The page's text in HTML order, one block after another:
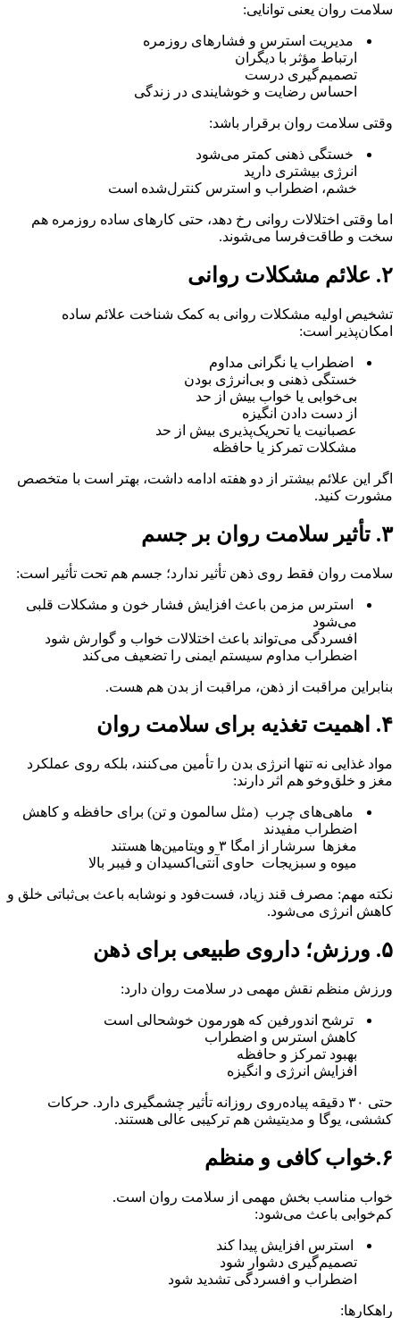
سلامت روان یعنی توانایی:
مدیریت استرس و فشارهای روزمره
ارتباط مؤثر با دیگران
تصمیم‌گیری درست
احساس رضایت و خوشایندی در زندگی
وقتی سلامت روان برقرار باشد:
خستگی ذهنی کمتر می‌شود
انرژی بیشتری دارید
خشم، اضطراب و استرس کنترل‌شده است
اما وقتی اختلالات روانی رخ دهد، حتی کارهای ساده روزمره هم
سخت و طاقت‌فرسا می‌شوند.
۲. علائم مشکلات روانی
تشخیص اولیه مشکلات روانی به کمک شناخت علائم ساده
امکان‌پذیر است:
اضطراب یا نگرانی مداوم
خستگی ذهنی و بی‌انرژی بودن
بی‌خوابی یا خواب بیش از حد
از دست دادن انگیزه
عصبانیت یا تحریک‌پذیری بیش از حد
مشکلات تمرکز یا حافظه
اگر این علائم بیشتر از دو هفته ادامه داشت، بهتر است با متخصص
مشورت کنید.
۳. تأثیر سلامت روان بر جسم
سلامت روان فقط روی ذهن تأثیر ندارد؛ جسم هم تحت تأثیر است:
استرس مزمن باعث افزایش فشار خون و مشکلات قلبی
می‌شود
افسردگی می‌تواند باعث اختلالات خواب و گوارش شود
اضطراب مداوم سیستم ایمنی را تضعیف می‌کند
بنابراین مراقبت از ذهن، مراقبت از بدن هم هست.
۴. اهمیت تغذیه برای سلامت روان
مواد غذایی نه تنها انرژی بدن را تأمین می‌کنند، بلکه روی عملکرد
مغز و خلق‌وخو هم اثر دارند:
ماهی‌های چرب (مثل سالمون و تن) برای حافظه و کاهش
اضطراب مفیدند
مغزها سرشار از امگا ۳ و ویتامین‌ها هستند
میوه و سبزیجات حاوی آنتی‌اکسیدان و فیبر بالا
نکته مهم: مصرف قند زیاد، فست‌فود و نوشابه باعث بی‌ثباتی خلق و
کاهش انرژی می‌شود.
۵. ورزش؛ داروی طبیعی برای ذهن
ورزش منظم نقش مهمی در سلامت روان دارد:
ترشح اندورفین که هورمون خوشحالی است
کاهش استرس و اضطراب
بهبود تمرکز و حافظه
افزایش انرژی و انگیزه
حتی ۳۰ دقیقه پیاده‌روی روزانه تأثیر چشمگیری دارد. حرکات
کششی، یوگا و مدیتیشن هم ترکیبی عالی هستند.
۶.خواب کافی و منظم
خواب مناسب بخش مهمی از سلامت روان است.
کم‌خوابی باعث می‌شود:
استرس افزایش پیدا کند
تصمیم‌گیری دشوار شود
اضطراب و افسردگی تشدید شود
راهکارها: